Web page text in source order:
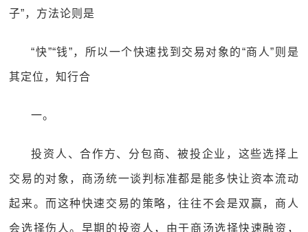
子”，方法论则是
“快”“钱”，所以一个快速找到交易对象的“商人”则是
其定位，知行合
一。
投资人、合作方、分包商、被投企业，这些选择上
交易的对象，商汤统一谈判标准都是能多快让资本流动
起来。而这种快速交易的策略，往往不会是双赢，商人
会选择伤人。早期的投资人，由于商汤选择快速融资，